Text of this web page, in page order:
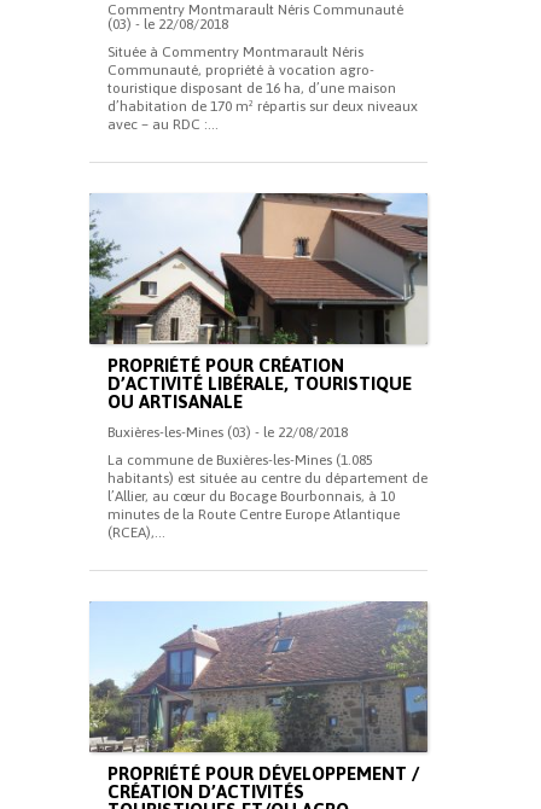
Commentry Montmarault Néris Communauté
(03) - le 22/08/2018
Située à Commentry Montmarault Néris
Communauté, propriété à vocation agro-
touristique disposant de 16 ha, d’une maison
d’habitation de 170 m² répartis sur deux niveaux
avec – au RDC :...
PROPRIÉTÉ POUR CRÉATION
D’ACTIVITÉ LIBÉRALE, TOURISTIQUE
OU ARTISANALE
Buxières-les-Mines (03) - le 22/08/2018
La commune de Buxières-les-Mines (1.085
habitants) est située au centre du département de
l’Allier, au cœur du Bocage Bourbonnais, à 10
minutes de la Route Centre Europe Atlantique
(RCEA),...
PROPRIÉTÉ POUR DÉVELOPPEMENT /
CRÉATION D’ACTIVITÉS